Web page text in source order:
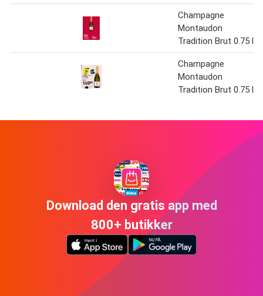
Champagne
Montaudon
Tradition Brut 0.75 l
Champagne
Montaudon
Tradition Brut 0.75 l
Download den gratis app med
800+ butikker